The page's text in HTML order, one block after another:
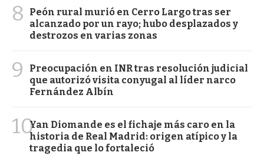
8
Peón rural murió en Cerro Largo tras ser
alcanzado por un rayo; hubo desplazados y
destrozos en varias zonas
9
Preocupación en INR tras resolución judicial
que autorizó visita conyugal al líder narco
Fernández Albín
10Yan Diomande es el fichaje más caro en la
historia de Real Madrid: origen atípico y la
tragedia que lo fortaleció